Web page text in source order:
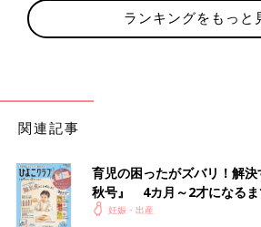
ランキングをもっと
関連記事
育児の困ったがズバリ！解
秋号』 4カ月～2才になるま
いっぱい！
妊娠・出産